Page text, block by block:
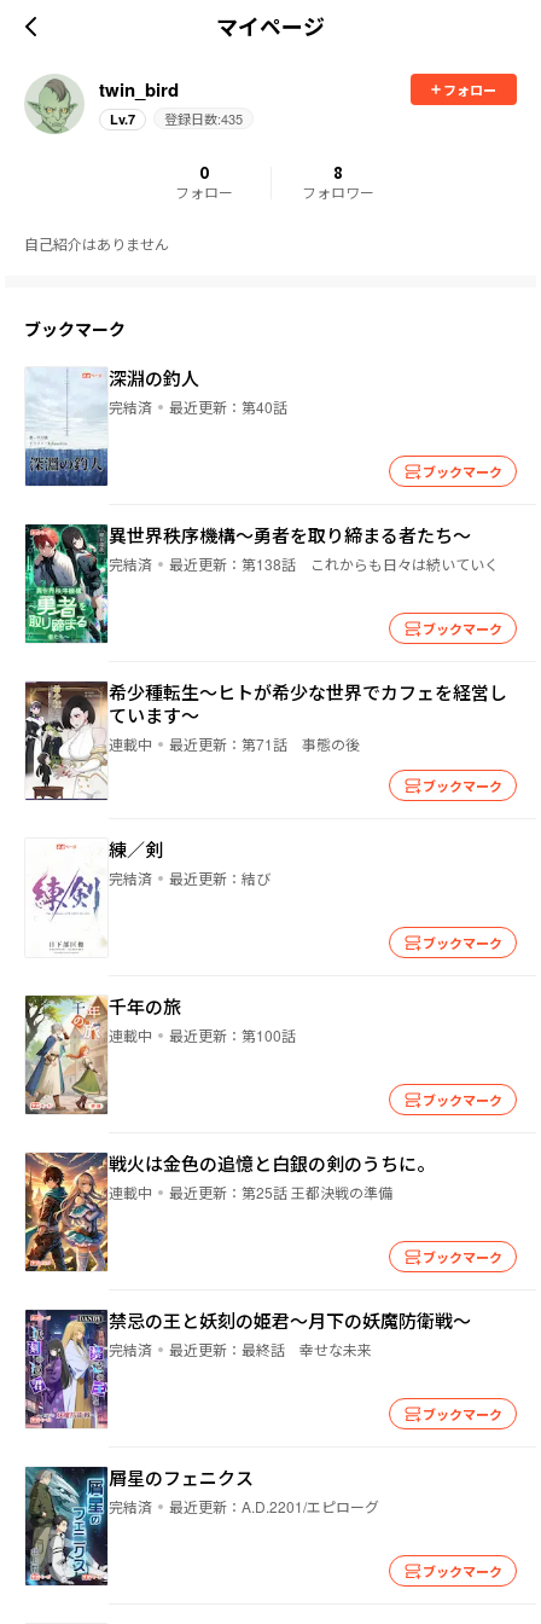
マイページ
twin_bird
フォロー
Lv.7 登録日数:435
0
フォロー
8
フォロワー
自己紹介はありません
ブックマーク
深淵の釣人
完結済 最近更新： 第40話
ブックマーク
異世界秩序機構～勇者を取り締まる者たち～
完結済 最近更新： 第138話 これからも日々は続いていく
ブックマーク
希少種転生～ヒトが希少な世界でカフェを経営し
ています～
連載中 最近更新： 第71話 事態の後
ブックマーク
練／剣
完結済 最近更新： 結び
ブックマーク
千年の旅
連載中 最近更新： 第100話
ブックマーク
戦火は金色の追憶と白銀の剣のうちに。
連載中 最近更新： 第25話 王都決戦の準備
ブックマーク
禁忌の王と妖刻の姫君～月下の妖魔防衛戦～
完結済 最近更新： 最終話 幸せな未来
ブックマーク
屑星のフェニクス
完結済 最近更新： A.D.2201/エピローグ
ブックマーク